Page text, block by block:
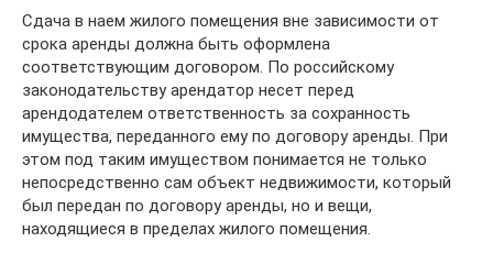
Сдача в наем жилого помещения вне зависимости от
срока аренды должна быть оформлена
соответствующим договором. По российскому
законодательству арендатор несет перед
арендодателем ответственность за сохранность
имущества, переданного ему по договору аренды. При
этом под таким имуществом понимается не только
непосредственно сам объект недвижимости, который
был передан по договору аренды, но и вещи,
находящиеся в пределах жилого помещения.